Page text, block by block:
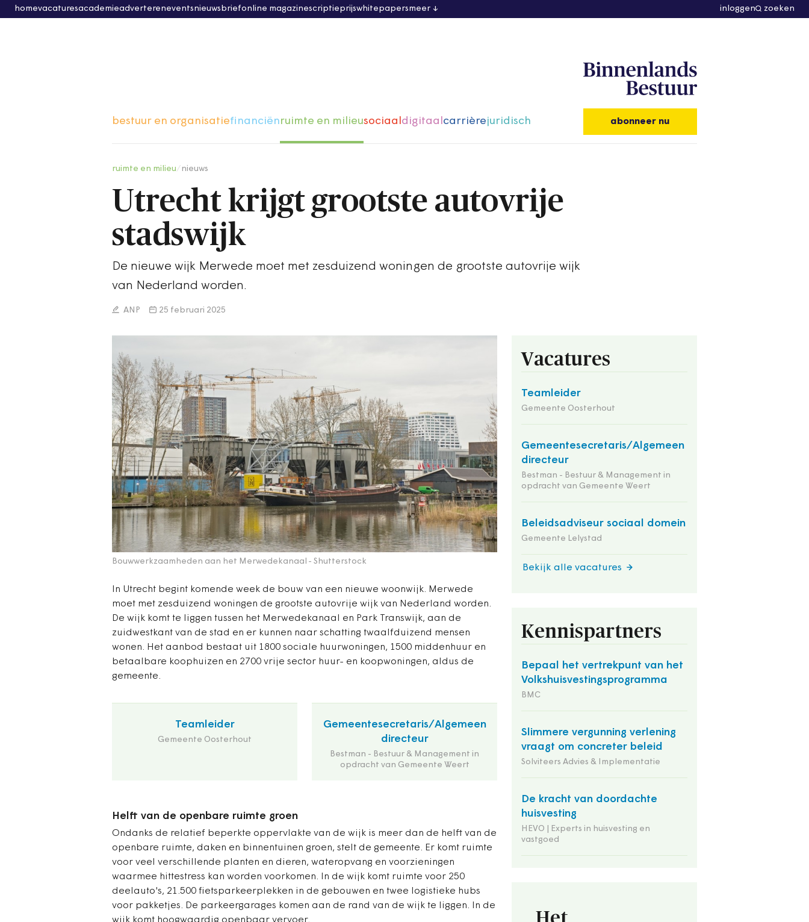
homevacaturesacademieadvertereneventsnieuwsbriefonline magazinescriptieprijswhitepapersmeer inloggen zoeken
bestuur en organisatiefinanciënruimte en milieusociaaldigitaalcarrièrejuridisch abonneer nu
ruimte en milieu nieuws
Utrecht krijgt grootste autovrije
stadswijk
De nieuwe wijk Merwede moet met zesduizend woningen de grootste autovrije wijk
van Nederland worden.
ANP 25 februari 2025
Bouwwerkzaamheden aan het Merwedekanaal - Shutterstock
In Utrecht begint komende week de bouw van een nieuwe woonwijk. Merwede
moet met zesduizend woningen de grootste autovrije wijk van Nederland worden.
De wijk komt te liggen tussen het Merwedekanaal en Park Transwijk, aan de
zuidwestkant van de stad en er kunnen naar schatting twaalfduizend mensen
wonen. Het aanbod bestaat uit 1800 sociale huurwoningen, 1500 middenhuur en
betaalbare koophuizen en 2700 vrije sector huur- en koopwoningen, aldus de
gemeente.
Teamleider
Gemeente Oosterhout
Gemeentesecretaris/Algemeen
directeur
Bestman - Bestuur & Management in
opdracht van Gemeente Weert
Helft van de openbare ruimte groen
Ondanks de relatief beperkte oppervlakte van de wijk is meer dan de helft van de
openbare ruimte, daken en binnentuinen groen, stelt de gemeente. Er komt ruimte
voor veel verschillende planten en dieren, wateropvang en voorzieningen
waarmee hittestress kan worden voorkomen. In de wijk komt ruimte voor 250
deelauto's, 21.500 fietsparkeerplekken in de gebouwen en twee logistieke hubs
voor pakketjes. De parkeergarages komen aan de rand van de wijk te liggen. In de
Vacatures
Teamleider
Gemeente Oosterhout
Gemeentesecretaris/Algemeen
directeur
Bestman - Bestuur & Management in
opdracht van Gemeente Weert
Beleidsadviseur sociaal domein
Gemeente Lelystad
Bekijk alle vacatures
Kennispartners
Bepaal het vertrekpunt van het
Volkshuisvestingsprogramma
BMC
Slimmere vergunning verlening
vraagt om concreter beleid
Solviteers Advies & Implementatie
De kracht van doordachte
huisvesting
HEVO | Experts in huisvesting en
vastgoed